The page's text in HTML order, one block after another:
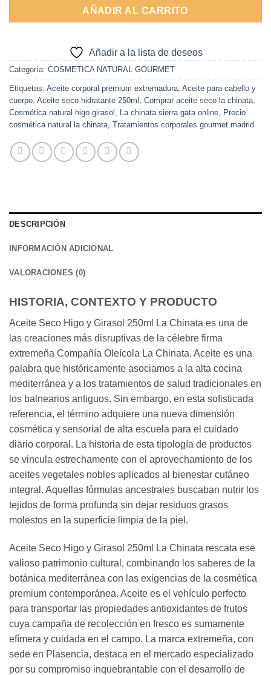
AÑADIR AL CARRITO
Añadir a la lista de deseos
Categoría: COSMETICA NATURAL GOURMET
Etiquetas: Aceite corporal premium extremadura, Aceite para cabello y
cuerpo, Aceite seco hidratante 250ml , Comprar aceite seco la chinata,
Cosmética natural higo girasol , La chinata sierra gata online, Precio
cosmética natural la chinata, Tratamientos corporales gourmet madrid
DESCRIPCIÓN
INFORMACIÓN ADICIONAL
VALORACIONES (0)
HISTORIA, CONTEXTO Y PRODUCTO
Aceite Seco Higo y Girasol 250ml La Chinata es una de
las creaciones más disruptivas de la célebre firma
extremeña Compañía Oleícola La Chinata. Aceite es una
palabra que históricamente asociamos a la alta cocina
mediterránea y a los tratamientos de salud tradicionales en
los balnearios antiguos. Sin embargo, en esta sofisticada
referencia, el término adquiere una nueva dimensión
cosmética y sensorial de alta escuela para el cuidado
diario corporal. La historia de esta tipología de productos
se vincula estrechamente con el aprovechamiento de los
aceites vegetales nobles aplicados al bienestar cutáneo
integral. Aquellas fórmulas ancestrales buscaban nutrir los
tejidos de forma profunda sin dejar residuos grasos
molestos en la superficie limpia de la piel.
Aceite Seco Higo y Girasol 250ml La Chinata rescata ese
valioso patrimonio cultural, combinando los saberes de la
botánica mediterránea con las exigencias de la cosmética
premium contemporánea. Aceite es el vehículo perfecto
para transportar las propiedades antioxidantes de frutos
cuya campaña de recolección en fresco es sumamente
efímera y cuidada en el campo. La marca extremeña, con
sede en Plasencia, destaca en el mercado especializado
por su compromiso inquebrantable con el desarrollo de